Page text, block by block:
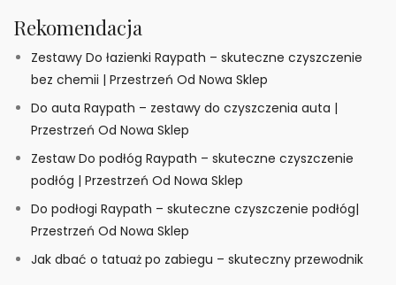
Rekomendacja
Zestawy Do łazienki Raypath – skuteczne czyszczenie
bez chemii | Przestrzeń Od Nowa Sklep
Do auta Raypath – zestawy do czyszczenia auta |
Przestrzeń Od Nowa Sklep
Zestaw Do podłóg Raypath – skuteczne czyszczenie
podłóg | Przestrzeń Od Nowa Sklep
Do podłogi Raypath – skuteczne czyszczenie podłóg|
Przestrzeń Od Nowa Sklep
Jak dbać o tatuaż po zabiegu – skuteczny przewodnik